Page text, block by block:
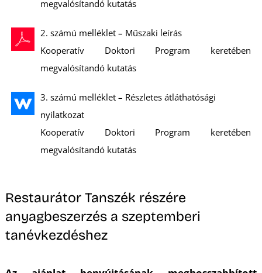
megvalósítandó kutatás
2. számú melléklet – Műszaki leírás
Kooperatív Doktori Program keretében
megvalósítandó kutatás
3. számú melléklet – Részletes átláthatósági
nyilatkozat
Kooperatív Doktori Program keretében
megvalósítandó kutatás
Restaurátor Tanszék részére
anyagbeszerzés a szeptemberi
tanévkezdéshez